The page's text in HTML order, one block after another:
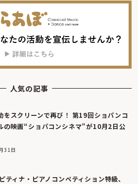
人気の記事
をスクリーンで再び！ 第19回ショパンコ
の映画“ショパコンシネマ”が10月2日公
31日
ティナ・ピアノコンペティション特級、